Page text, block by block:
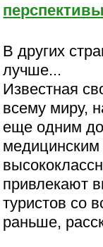
перспективы
В других
лучше...
Известная
всему миру,
еще одним
привлекают
туристов со
раньше,